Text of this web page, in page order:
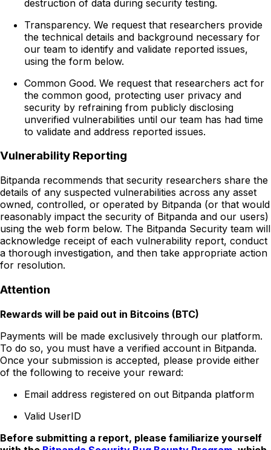
destruction of data during security testing.
Transparency. We request that researchers provide
the technical details and background necessary for
our team to identify and validate reported issues,
using the form below.
Common Good. We request that researchers act for
the common good, protecting user privacy and
security by refraining from publicly disclosing
unverified vulnerabilities until our team has had time
to validate and address reported issues.
Vulnerability Reporting
Bitpanda recommends that security researchers share the
details of any suspected vulnerabilities across any asset
owned, controlled, or operated by Bitpanda (or that would
reasonably impact the security of Bitpanda and our users)
using the web form below. The Bitpanda Security team will
acknowledge receipt of each vulnerability report, conduct
a thorough investigation, and then take appropriate action
for resolution.
Attention
Rewards will be paid out in Bitcoins (BTC)
Payments will be made exclusively through our platform.
To do so, you must have a verified account in Bitpanda.
Once your submission is accepted, please provide either
of the following to receive your reward:
Email address registered on out Bitpanda platform
Valid UserID
Before submitting a report, please familiarize yourself